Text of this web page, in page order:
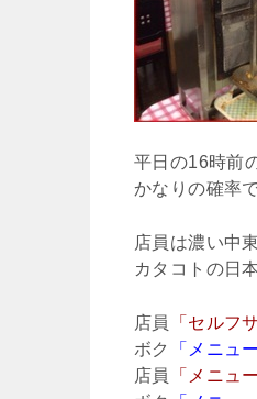
平日の16時前
かなりの確率
店員は濃い中
カタコトの日
店員 「セルフ
ボク
「メニュ
店員
「メニュ